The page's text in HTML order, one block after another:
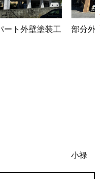
外壁塗装工事
アパー
小禄